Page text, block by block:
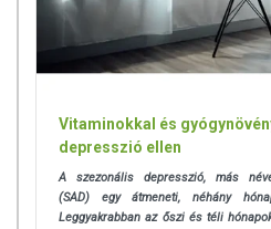
Vitaminokkal és
depresszió ellen
A szezonális depresszió, más
(SAD) egy átmeneti, néhány
Leggyakrabban az őszi és téli